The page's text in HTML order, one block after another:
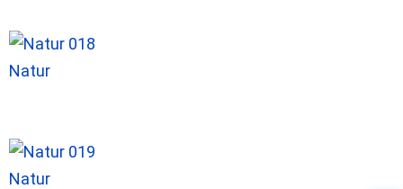
Natur
Natur